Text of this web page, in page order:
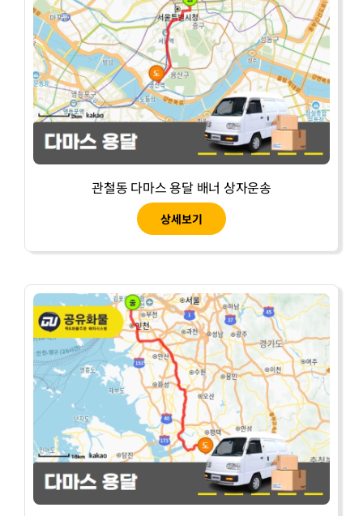
관철동 다마스 용달 배너 상자운송
상세보기